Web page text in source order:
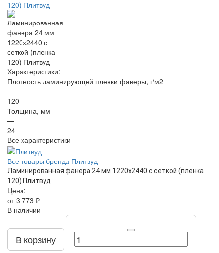
Характеристики:
Плотность ламинирующей пленки фанеры, г/м2
—
120
Толщина, мм
—
24
Все характеристики
Все товары бренда Плитвуд
Ламинированная фанера 24 мм 1220х2440 с сеткой (пленка
120) Плитвуд
Цена:
от 3 773 ₽
В наличии
В корзину